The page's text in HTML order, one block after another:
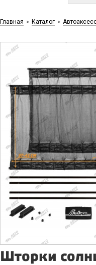
Главная > Каталог >
Шторки